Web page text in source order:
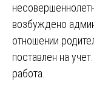
возбуждено
отношении
поставлен на
работа.